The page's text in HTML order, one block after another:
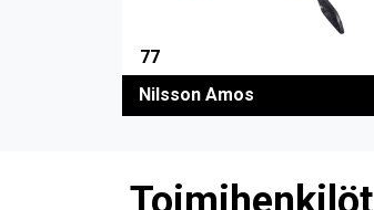
77
Nilsson Amos